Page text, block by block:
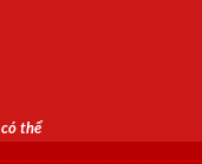
thể